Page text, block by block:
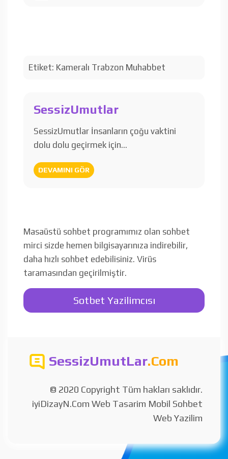
Etiket: Kameralı Trabzon Muhabbet
SessizUmutlar
SessizUmutlar İnsanların çoğu vaktini
dolu dolu geçirmek için…
DEVAMINI GÖR
Masaüstü sohbet programımız olan sohbet
mirci sizde hemen bilgisayarınıza indirebilir,
daha hızlı sohbet edebilisiniz. Virüs
taramasından geçirilmiştir.
Sotbet Yazilimcısı
SessizUmutLar.Com
© 2020 Copyright Tüm hakları saklıdır.
iyiDizayN.Com Web Tasarim Mobil Sohbet
Web Yazilim